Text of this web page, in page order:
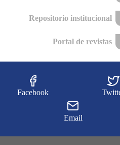
Repositorio institucional
Portal de revistas
Facebook
Email